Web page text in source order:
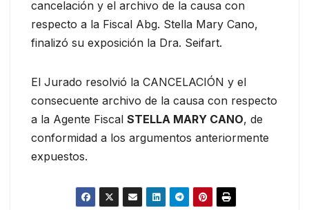
cancelación y el archivo de la causa con
respecto a la Fiscal Abg. Stella Mary Cano,
finalizó su exposición la Dra. Seifart.
El Jurado resolvió la CANCELACIÓN y el
consecuente archivo de la causa con respecto
a la Agente Fiscal STELLA MARY CANO, de
conformidad a los argumentos anteriormente
expuestos.